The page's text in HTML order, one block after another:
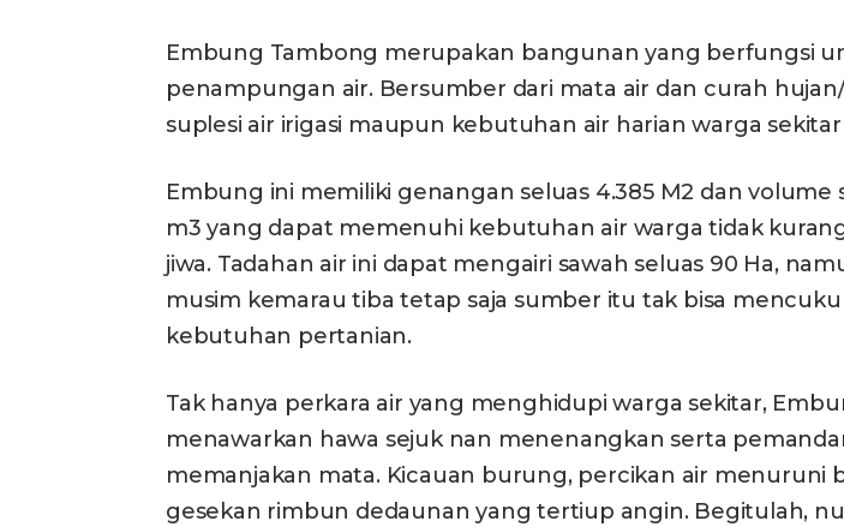
Embung Tambong merupakan bangunan yang berfungsi
penampungan air. Bersumber dari mata air dan curah hujan/
suplesi air irigasi maupun kebutuhan air harian warga sekitar
Embung ini memiliki genangan seluas 4.385 M2 dan volume
m3 yang dapat memenuhi kebutuhan air warga tidak
jiwa. Tadahan air ini dapat mengairi sawah seluas 90 Ha,
musim kemarau tiba tetap saja sumber itu tak bisa
kebutuhan pertanian.
Tak hanya perkara air yang menghidupi warga sekitar,
menawarkan hawa sejuk nan menenangkan serta
memanjakan mata. Kicauan burung, percikan air menuruni
gesekan rimbun dedaunan yang tertiup angin. Begitulah,